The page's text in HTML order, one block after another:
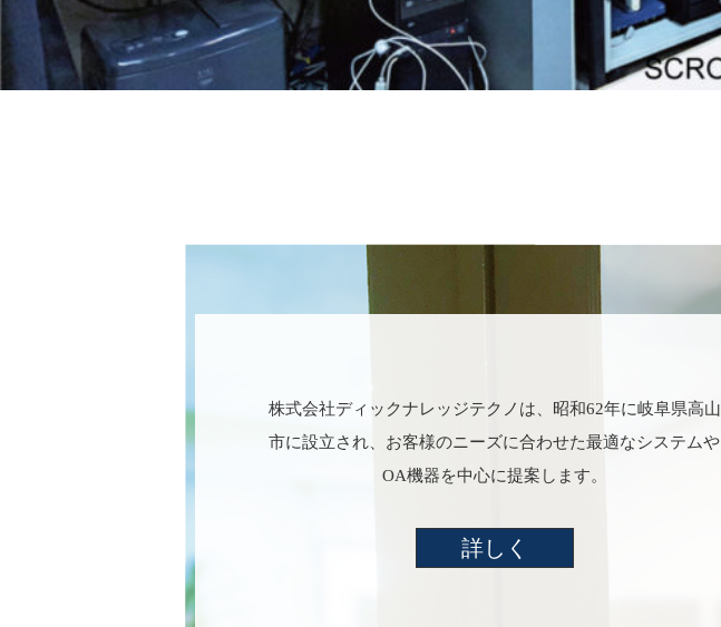
株式会社ディックナレッジテクノは、昭和62年に岐阜県高山
市に設立され、お客様のニーズに合わせた最適なシステムや
OA機器を中心に提案します。
詳しく